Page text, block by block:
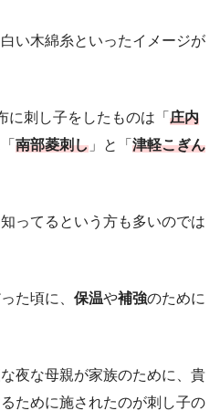
い木綿糸といったイメージが
に刺し子をしたものは「 庄内
南部菱刺し 」と「 津軽こぎん
ってるという方も多いのでは
た頃に、 保温や補強のために
夜な母親が家族のために、貴
ために施されたのが刺し子の